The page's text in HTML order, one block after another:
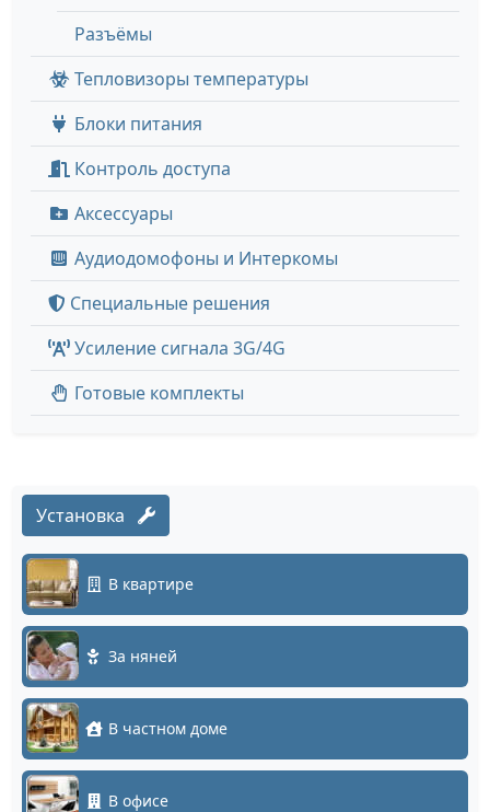
Разъёмы
Тепловизоры температуры
Блоки питания
Контроль доступа
Аксессуары
Аудиодомофоны и Интеркомы
Специальные решения
Усиление сигнала 3G/4G
Готовые комплекты
Установка
В квартире
За няней
В частном доме
В офисе